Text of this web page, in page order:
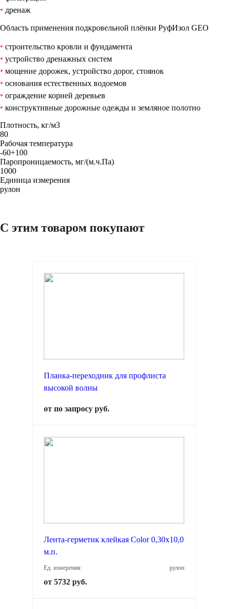
дренаж
Область применения подкровельной плёнки РуфИзол GEO
строительство кровли и фундамента
устройство дренажных систем
мощение дорожек, устройство дорог, стоянок
основания естественных водоемов
ограждение корней деревьев
конструктивные дорожные одежды и земляное полотно
Плотность, кг/м3
80
Рабочая температура
-60+100
Паропроницаемость, мг/(м.ч.Па)
1000
Единица измерения
рулон
С этим товаром покупают
Планка-переходник для профлиста
высокой волны
от по запросу руб.
Лента-герметик клейкая Color 0,30х10,0
м.п.
Ед. измерения: рулон
от 5732 руб.